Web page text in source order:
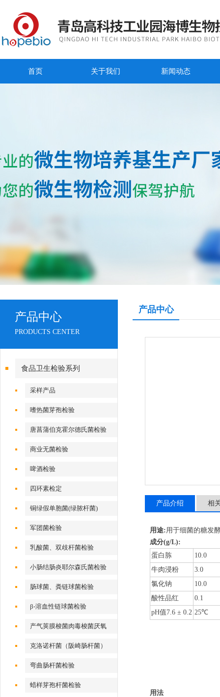
首页 关于我们 新闻动态
产品中心
PRODUCTS CENTER
食品卫生检验系列
采样产品
嗜热菌芽孢检验
唐菖蒲伯克霍尔德氏菌检验
商业无菌检验
啤酒检验
四环素检定
铜绿假单胞菌(绿脓杆菌)
军团菌检验
乳酸菌、双歧杆菌检验
小肠结肠炎耶尔森氏菌检验
肠球菌、粪链球菌检验
β-溶血性链球菌检验
产气荚膜梭菌肉毒梭菌厌氧
克洛诺杆菌（阪崎肠杆菌）
弯曲肠杆菌检验
蜡样芽孢杆菌检验
产品中心
产品介绍 相
用途:用于细菌的糖发
成分(g/L):
蛋白胨
10.0
牛肉浸粉
3.0
氯化钠
10.0
酸性品红
0.1
pH值7.6 ± 0.2 25℃
用法